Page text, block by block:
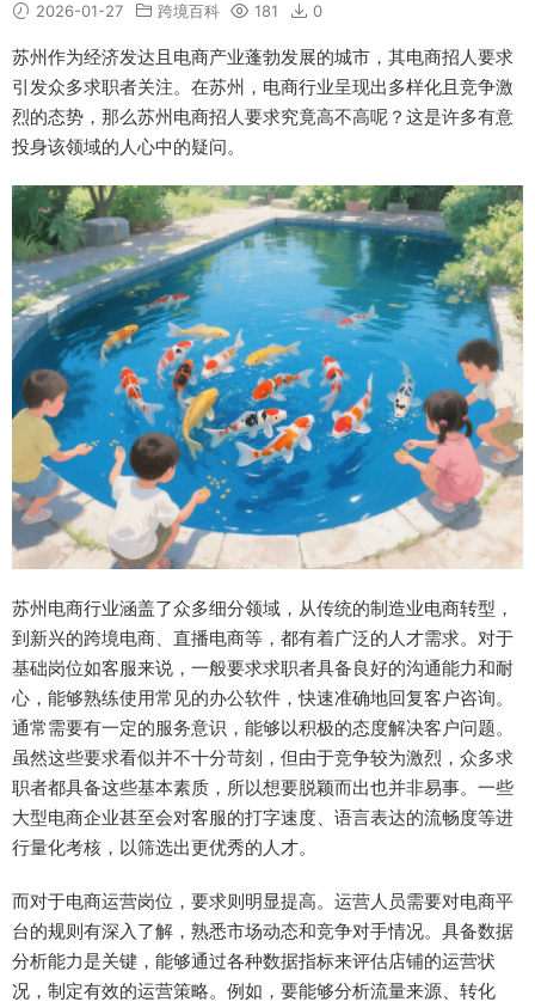
2026-01-27 跨境百科 181 0
苏州作为经济发达且电商产业蓬勃发展的城市，其电商招人要求
引发众多求职者关注。在苏州，电商行业呈现出多样化且竞争激
烈的态势，那么苏州电商招人要求究竟高不高呢？这是许多有意
投身该领域的人心中的疑问。
苏州电商行业涵盖了众多细分领域，从传统的制造业电商转型，
到新兴的跨境电商、直播电商等，都有着广泛的人才需求。对于
基础岗位如客服来说，一般要求求职者具备良好的沟通能力和耐
心，能够熟练使用常见的办公软件，快速准确地回复客户咨询。
通常需要有一定的服务意识，能够以积极的态度解决客户问题。
虽然这些要求看似并不十分苛刻，但由于竞争较为激烈，众多求
职者都具备这些基本素质，所以想要脱颖而出也并非易事。一些
大型电商企业甚至会对客服的打字速度、语言表达的流畅度等进
行量化考核，以筛选出更优秀的人才。
而对于电商运营岗位，要求则明显提高。运营人员需要对电商平
台的规则有深入了解，熟悉市场动态和竞争对手情况。具备数据
分析能力是关键，能够通过各种数据指标来评估店铺的运营状
况，制定有效的运营策略。例如，要能够分析流量来源、转化